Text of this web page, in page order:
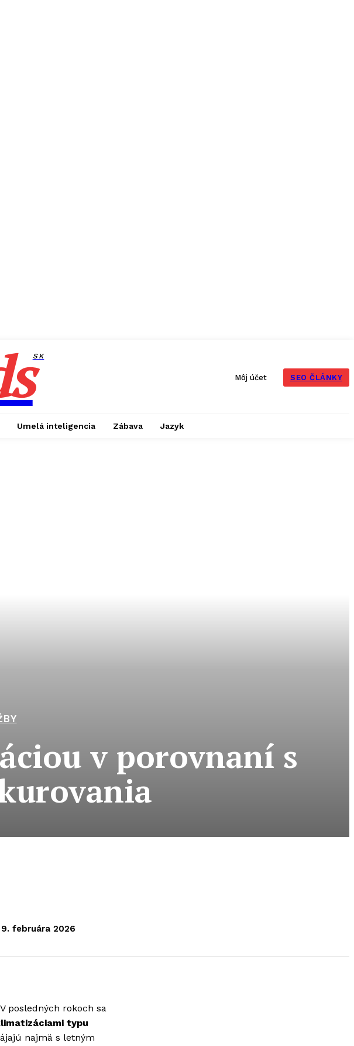
SK
Môj účet SEO ČLÁNKY
Umelá inteligencia Zábava Jazyk
v porovnaní s
9. februára 2026
posledných rokoch sa
typu
najmä s letným